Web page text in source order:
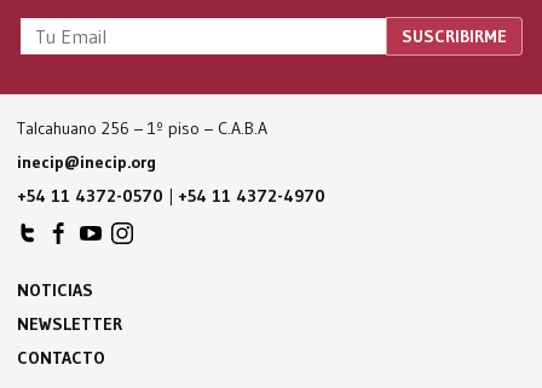
Talcahuano 256 – 1º piso – C.A.B.A
inecip@inecip.org
+54 11 4372-0570 | +54 11 4372-4970
NOTICIAS
NEWSLETTER
CONTACTO